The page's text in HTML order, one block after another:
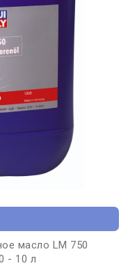
масло LM 750
- 10 л